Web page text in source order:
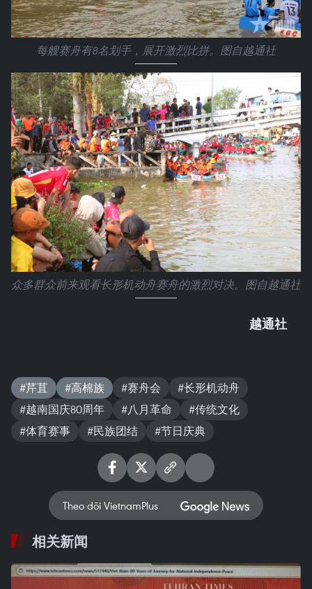
每艘赛舟有8名划手，展开激烈比拼。图自越通社
众多群众前来观看长形机动舟赛舟的激烈对决。图自越通社
越通社
#芹苴 #高棉族 #赛舟会
#长形机动舟
#越南国庆80周年
#八月革命
#传统文化
#体育赛事
#民族团结 #节日庆典
Theo dõi VietnamPlus
相关新闻